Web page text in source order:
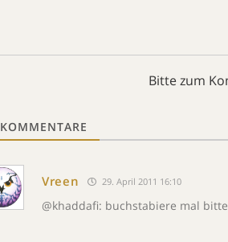
Bitte zum
KOMMENTARE
Vreen 29. April 2011 16:10
@khaddafi: buchstabiere mal